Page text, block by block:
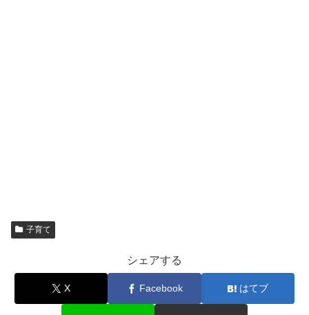
子育て
シェアする
X Facebook はてブ